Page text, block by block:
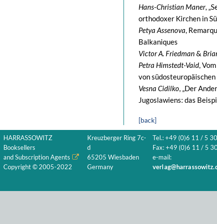
Hans-Christian Maner,
orthodoxer Kirchen in
Petya Assenova,
Balkaniques
Victor A. Friedman&
Petra Himstedt-Vaid,
von
Vesna Cidilko, „Der
Jugoslawiens: das
[back]
HARRASSOWITZ
Booksellers
and Subscription Agents
Copyright © 2005-2022
Kreuzberger Ring 7c-
d
65205 Wiesbaden
Germany
Tel.: +49 (0)6 11 / 5
Fax: +49 (0)6 11 / 5
e-mail: